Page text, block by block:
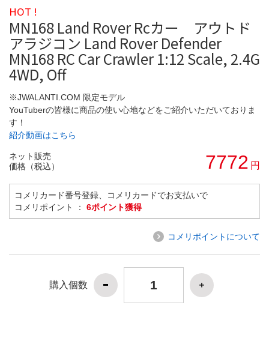
HOT !
MN168 Land Rover Rcカー アウトド
アラジコン Land Rover Defender
MN168 RC Car Crawler 1:12 Scale, 2.4G
4WD, Off
※JWALANTI.COM 限定モデル
YouTuberの皆様に商品の使い心地などをご紹介いただいておりま
す！
紹介動画はこちら
ネット販売
価格（税込）
7772 円
コメリカード番号登録、コメリカードでお支払いで
コメリポイント ： 6ポイント獲得
コメリポイントについて
購入個数